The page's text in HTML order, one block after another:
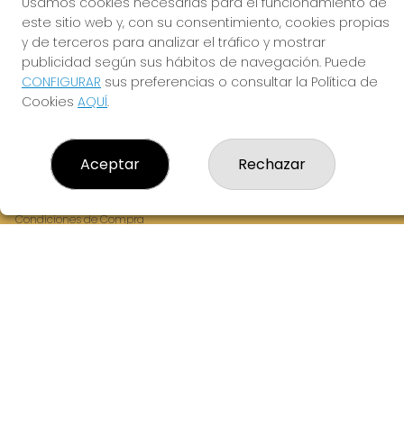
614069067
info@laxanadorada.com
Fernandez Balsera 26 bajo
Aviles, 33402
(Asturias) España
Aviso Legal
Política de Privacidad
Condiciones de Compra
este sitio web y, con su consentimiento, cookies propias
y de terceros para analizar el tráfico y mostrar
publicidad según sus hábitos de navegación. Puede
CONFIGURAR sus preferencias o consultar la Política de
Cookies AQUÍ.
Aceptar Rechazar